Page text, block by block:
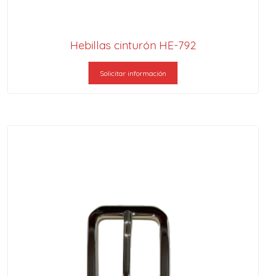
Hebillas cinturón HE-792
Solicitar información